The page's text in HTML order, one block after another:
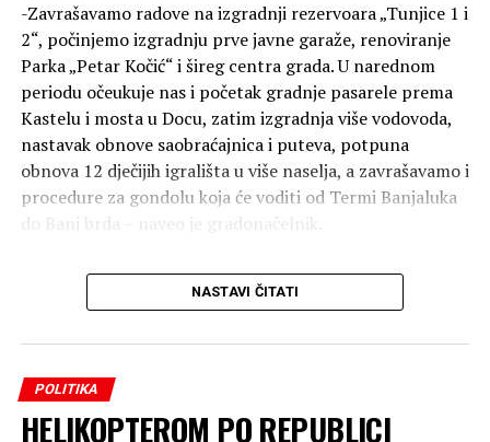
-Zavrašavamo radove na izgradnji rezervoara „Tunjice 1 i
2“, počinjemo izgradnju prve javne garaže, renoviranje
Parka „Petar Kočić“ i šireg centra grada. U narednom
periodu očeukuje nas i početak gradnje pasarele prema
Kastelu i mosta u Docu, zatim izgradnja više vodovoda,
nastavak obnove saobraćajnica i puteva, potpuna
obnova 12 dječijih igrališta u više naselja, a zavrašavamo i
procedure za gondolu koja će voditi od Termi Banjaluka
do Banj brda – naveo je gradonačelnik.
Kako je kazao, novi projekti će dati jedan novi obris našoj
-U Banjaluci se najviše gradi, a svojim građanima najviše
pruža. Nastavljamo put uspona, izgradnje i napretka i
želimo da se ovakva energija širi i po drugim gradovima u
Republici Srpskoj – zaključio je gradonačelnik.
NASTAVI ČITATI
POLITIKA
HELIKOPTEROM PO REPUBLICI